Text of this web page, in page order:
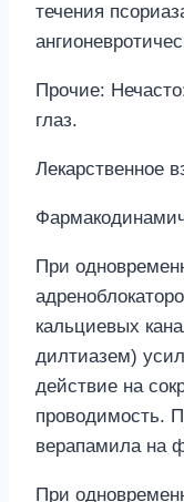
течения
Прочие:
глаз.
Лекарственное
При
кальциевых
дилтиазем)
действие на
проводимость.
верапамила на
При